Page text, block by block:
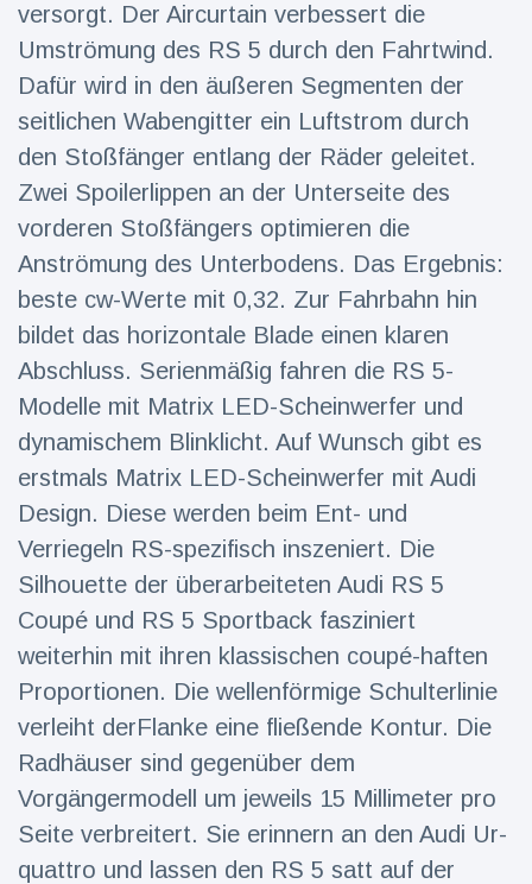
versorgt. Der Aircurtain verbessert die
Umströmung des RS 5 durch den Fahrtwind.
Dafür wird in den äußeren Segmenten der
seitlichen Wabengitter ein Luftstrom durch
den Stoßfänger entlang der Räder geleitet.
Zwei Spoilerlippen an der Unterseite des
vorderen Stoßfängers optimieren die
Anströmung des Unterbodens. Das Ergebnis:
beste cw-Werte mit 0,32. Zur Fahrbahn hin
bildet das horizontale Blade einen klaren
Abschluss. Serienmäßig fahren die RS 5-
Modelle mit Matrix LED-Scheinwerfer und
dynamischem Blinklicht. Auf Wunsch gibt es
erstmals Matrix LED-Scheinwerfer mit Audi
Design. Diese werden beim Ent- und
Verriegeln RS-spezifisch inszeniert. Die
Silhouette der überarbeiteten Audi RS 5
Coupé und RS 5 Sportback fasziniert
weiterhin mit ihren klassischen coupé-haften
Proportionen. Die wellenförmige Schulterlinie
verleiht derFlanke eine fließende Kontur. Die
Radhäuser sind gegenüber dem
Vorgängermodell um jeweils 15 Millimeter pro
Seite verbreitert. Sie erinnern an den Audi Ur-
quattro und lassen den RS 5 satt auf der